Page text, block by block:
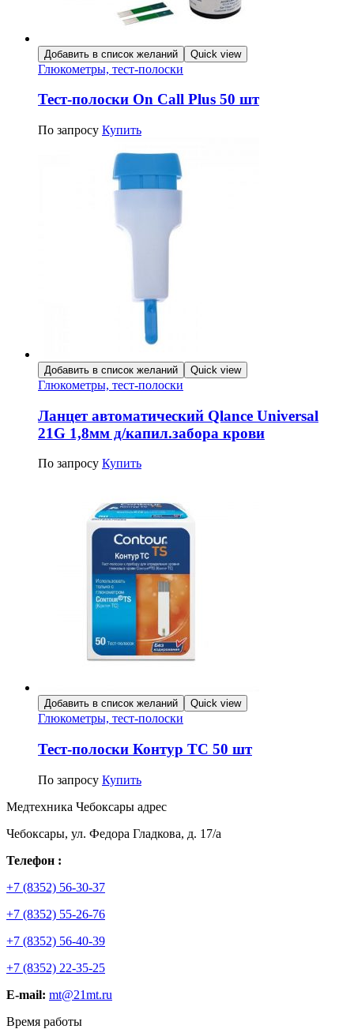
Добавить в список желаний Quick view
Глюкометры, тест-полоски
Тест-полоски On Call Plus 50 шт
По запросу Купить
Добавить в список желаний Quick view
Глюкометры, тест-полоски
Ланцет автоматический Qlance Universal
21G 1,8мм д/капил.забора крови
По запросу Купить
Добавить в список желаний Quick view
Глюкометры, тест-полоски
Тест-полоски Контур ТС 50 шт
По запросу Купить
Медтехника Чебоксары адрес
Чебоксары, ул. Федора Гладкова, д. 17/а
Телефон :
+7 (8352) 56-30-37
+7 (8352) 55-26-76
+7 (8352) 56-40-39
+7 (8352) 22-35-25
E-mail: mt@21mt.ru
Время работы